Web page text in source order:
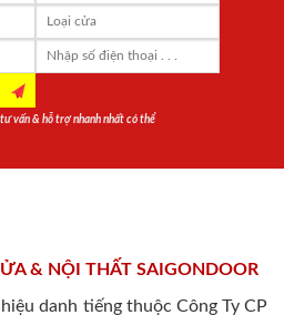
tư vấn & hỗ trợ nhanh nhất có thể
& NỘI THẤT SAIGONDOOR
danh tiếng thuộc Công Ty CP